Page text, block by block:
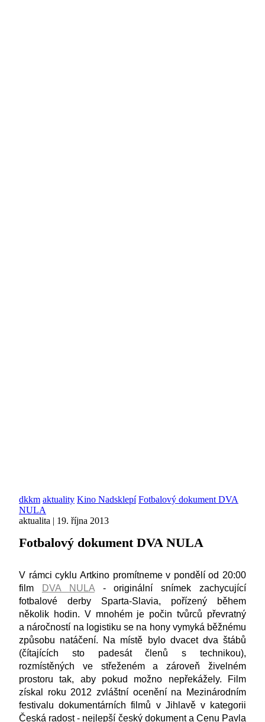
dkkm aktuality Kino Nadsklepí Fotbalový dokument DVA
NULA
aktualita | 19. října 2013
Fotbalový dokument DVA NULA
V rámci cyklu Artkino promítneme v pondělí od 20:00
film
DVA NULA- originální snímek zachycující
fotbalové derby Sparta-Slavia, pořízený během
několik hodin. V mnohém je počin tvůrců převratný
a náročností na logistiku se na hony vymyká běžnému
způsobu natáčení. Na místě bylo dvacet dva štábů
(čítajících sto padesát členů s technikou),
rozmístěných ve střeženém a zároveň živelném
prostoru tak, aby pokud možno nepřekážely. Film
získal roku 2012 zvláštní ocenění na Mezinárodním
festivalu dokumentárních filmů v Jihlavě v kategorii
Česká radost - nejlepší český dokument a Cenu Pavla